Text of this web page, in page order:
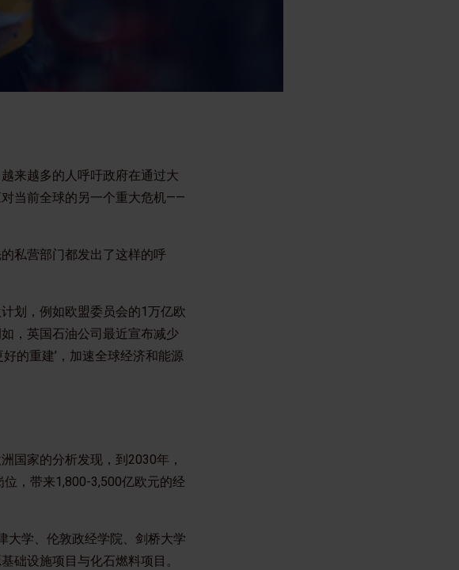
来越多的人呼吁政府在通过大
当前全球的另一个重大危机——
私营部门都发出了这样的呼
划，例如欧盟委员会的1万亿欧
，英国石油公司最近宣布减少
的重建’，加速全球经济和能源
国家的分析发现，到2030年，
，带来1,800-3,500亿欧元的经
大学、伦敦政经学院、剑桥大学
础设施项目与化石燃料项目。